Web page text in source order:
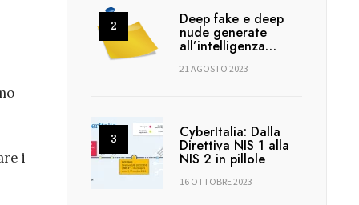
i
Deep fake e deep
nude generate
all’intelligenza…
21 AGOSTO 2023
CyberItalia: Dalla
Direttiva NIS 1 alla
NIS 2 in pillole
16 OTTOBRE 2023